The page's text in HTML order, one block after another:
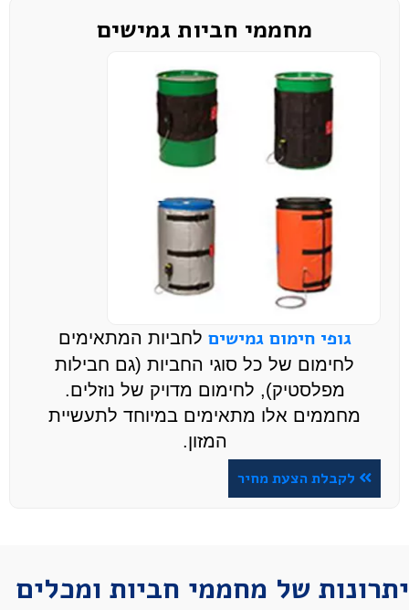
מחממי חביות גמישים
גופי חימום גמישים לחביות המתאימים
לחימום של כל סוגי החביות (גם חבילות
מפלסטיק), לחימום מדויק של נוזלים.
מחממים אלו מתאימים במיוחד לתעשיית
המזון.
לקבלת הצעת מחיר
יתרונות של מחממי חביות ומכלים